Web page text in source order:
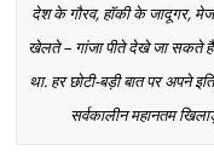
देश के गौरव, हॉकी के जादूगर,
खेलते – गांजा पीते देखे जा सकते
था. हर छोटी-बड़ी बात पर अपने
सर्वकालीन महानतम